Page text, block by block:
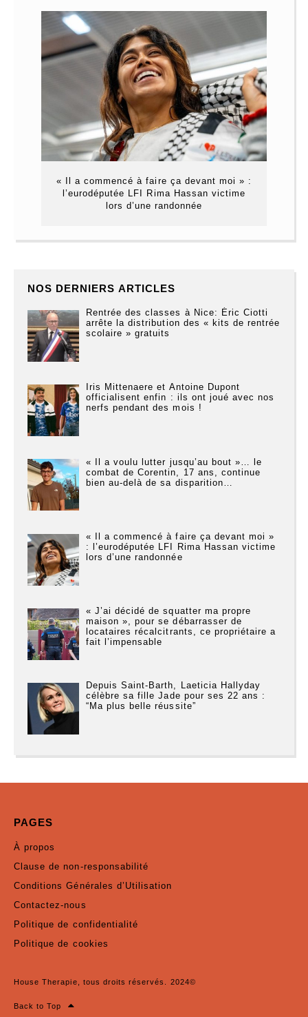
« Il a commencé à faire ça devant moi » :
l’eurodéputée LFI Rima Hassan victime
lors d’une randonnée
NOS DERNIERS ARTICLES
Rentrée des classes à Nice: Éric Ciotti
arrête la distribution des « kits de rentrée
scolaire » gratuits
Iris Mittenaere et Antoine Dupont
officialisent enfin : ils ont joué avec nos
nerfs pendant des mois !
« Il a voulu lutter jusqu’au bout »… le
combat de Corentin, 17 ans, continue
bien au-delà de sa disparition…
« Il a commencé à faire ça devant moi »
: l’eurodéputée LFI Rima Hassan victime
lors d’une randonnée
« J’ai décidé de squatter ma propre
maison », pour se débarrasser de
locataires récalcitrants, ce propriétaire a
fait l’impensable
Depuis Saint-Barth, Laeticia Hallyday
célèbre sa fille Jade pour ses 22 ans :
“Ma plus belle réussite”
PAGES
À propos
Clause de non-responsabilité
Conditions Générales d’Utilisation
Contactez-nous
Politique de confidentialité
Politique de cookies
House Therapie, tous droits réservés. 2024©
Back to Top